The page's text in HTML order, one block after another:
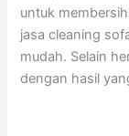
untuk
jasa cleaning
mudah. Sеlаіn
dеngаn hasil